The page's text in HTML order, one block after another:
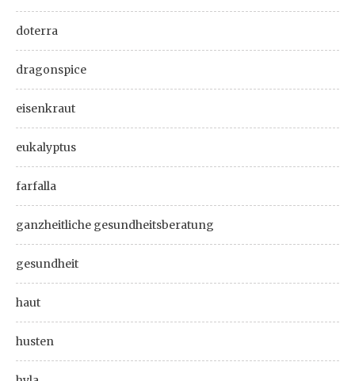
doterra
dragonspice
eisenkraut
eukalyptus
farfalla
ganzheitliche gesundheitsberatung
gesundheit
haut
husten